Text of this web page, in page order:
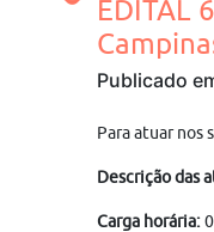
EDITAL
Publicado
Para atuar nos
Descrição das
Carga horária: